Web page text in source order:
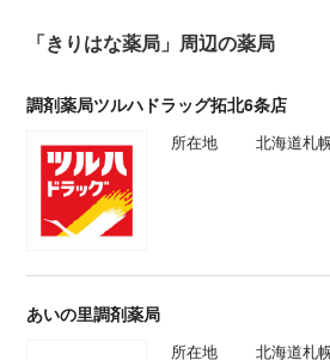
「きりはな薬局」周辺の薬局
調剤薬局ツルハドラッグ拓北6条店
所在地 北海道札
あいの里調剤薬局
所在地
北海道札